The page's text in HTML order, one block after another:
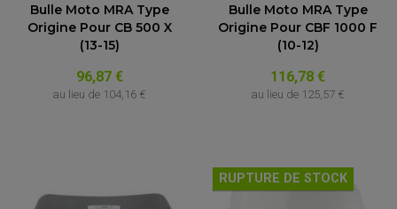
Bulle Moto MRA Type
Origine Pour CB 500 X
(13-15)
96,87 €
au lieu de 104,16 €
Bulle Moto MRA Type
Origine Pour CBF 1000 F
(10-12)
116,78 €
au lieu de 125,57 €
RUPTURE DE STOCK